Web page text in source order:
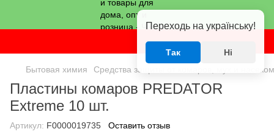
Бытовая химия Средства защиты от комаров, мух и
Пластины комаров PREDATOR
Extreme 10 шт.
Артикул: F0000019735 Оставить отзыв
Переходь на українську!
Так Ні